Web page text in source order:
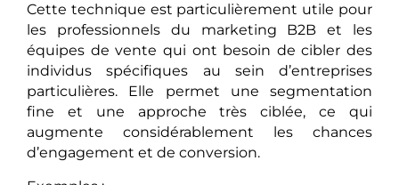
Cette technique est particulièrement utile pour
les professionnels du marketing B2B et les
équipes de vente qui ont besoin de cibler des
individus spécifiques au sein d’entreprises
particulières. Elle permet une segmentation
fine et une approche très ciblée, ce qui
augmente considérablement les chances
d’engagement et de conversion.